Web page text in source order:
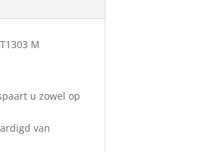
M
u zowel op
van